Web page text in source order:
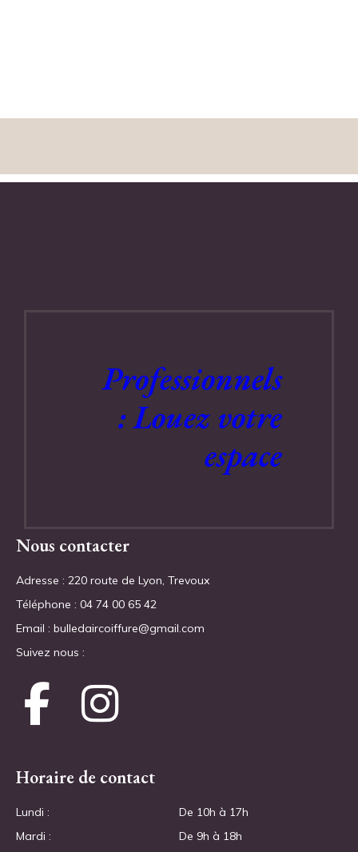
Professionnels
: Louez votre
espace
Nous contacter
Adresse : 220 route de Lyon, Trevoux
Téléphone : 04 74 00 65 42
Email : bulledaircoiffure@gmail.com
Suivez nous :
Horaire de contact
Lundi :
Mardi :
De 10h à 17h
De 9h à 18h